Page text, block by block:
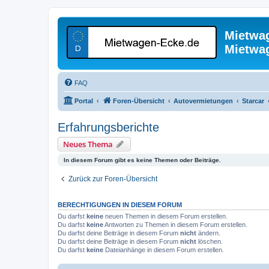
FAQ
Portal Foren-Übersicht Autovermietungen Starcar
Erfahrungsberichte
Neues Thema
In diesem Forum gibt es keine Themen oder Beiträge.
Zurück zur Foren-Übersicht
BERECHTIGUNGEN IN DIESEM FORUM
Du darfst keine neuen Themen in diesem Forum erstellen.
Du darfst keineAntworten zu Themen in diesem Forum erstellen.
Du darfst deine Beiträge in diesem Forum nicht ändern.
Du darfst deine Beiträge in diesem Forum nicht löschen.
Du darfst keine Dateianhänge in diesem Forum erstellen.